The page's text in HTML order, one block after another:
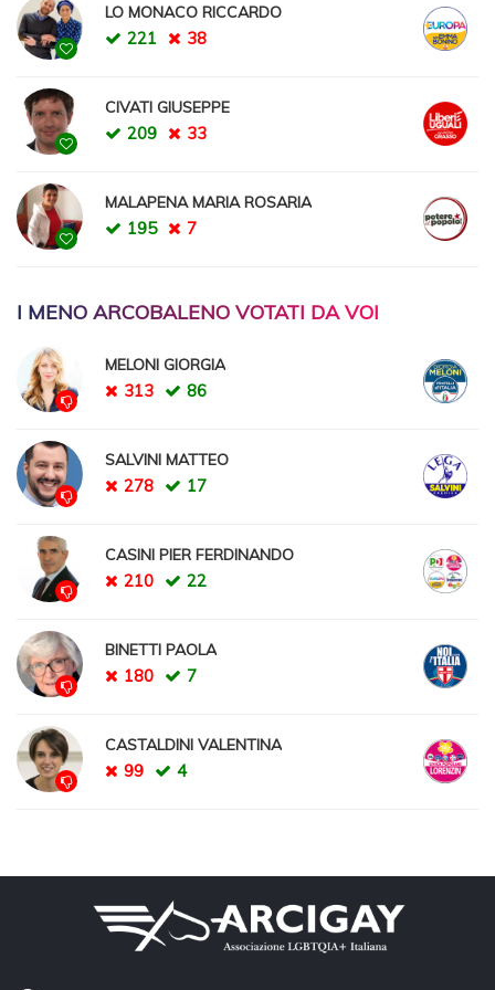
LO MONACO RICCARDO
221 38
CIVATI GIUSEPPE
209 33
MALAPENA MARIA ROSARIA
195 7
I MENO ARCOBALENO VOTATI DA VOI
MELONI GIORGIA
313 86
SALVINI MATTEO
278 17
CASINI PIER FERDINANDO
210 22
BINETTI PAOLA
180 7
CASTALDINI VALENTINA
99 4